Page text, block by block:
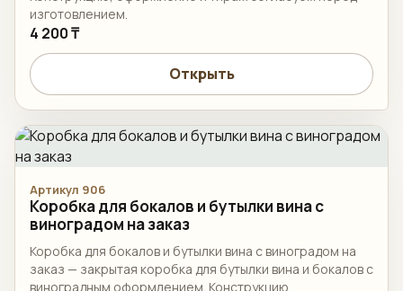
изготовлением.
4 200 ₸
Открыть
Артикул 906
Коробка для бокалов и бутылки вина с
виноградом на заказ
Коробка для бокалов и бутылки вина с виноградом на
заказ — закрытая коробка для бутылки вина и бокалов с
виноградным оформлением. Конструкцию,